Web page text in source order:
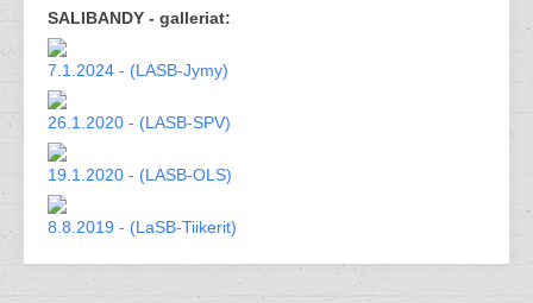
SALIBANDY - galleriat:
7.1.2024 - (LASB-Jymy)
26.1.2020 - (LASB-SPV)
19.1.2020 - (LASB-OLS)
8.8.2019 - (LaSB-Tiikerit)